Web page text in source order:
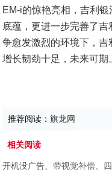
EM-i的惊艳亮相，吉利
底蕴，更进一步完善了
争愈发激烈的环境下，吉
增长韧劲十足，未来可期
推荐阅读：旗龙网
相关阅读
开机没广告、带视觉补偿、